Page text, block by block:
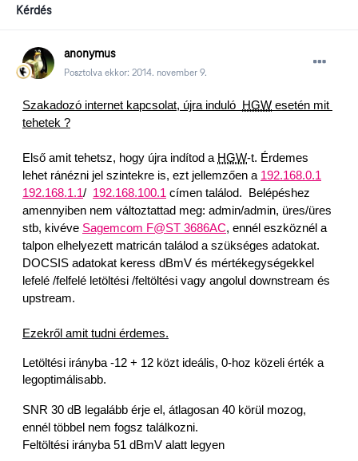
Kérdés
anonymus
Posztolva ekkor: 2014. november 9.
Szakadozó internet kapcsolat, újra induló HGW esetén mit
tehetek ?
Első amit tehetsz, hogy újra indítod a HGW-t. Érdemes
lehet ránézni jel szintekre is, ezt jellemzően a 192.168.0.1
192.168.1.1/ 192.168.100.1 címen találod.  Belépéshez
amennyiben nem változtattad meg: admin/admin, üres/üres
stb, kivéve Sagemcom F@ST 3686AC, ennél eszköznél a
talpon elhelyezett matricán találod a szükséges adatokat.
DOCSIS adatokat keress dBmV és mértékegységekkel
lefelé /felfelé letöltési /feltöltési vagy angolul downstream és
upstream.
Ezekről amit tudni érdemes.
Letöltési irányba -12 + 12 közt ideális, 0-hoz közeli érték a
legoptimálisabb.
SNR 30 dB legalább érje el, átlagosan 40 körül mozog,
ennél többel nem fogsz találkozni.
Feltöltési irányba 51 dBmV alatt legyen